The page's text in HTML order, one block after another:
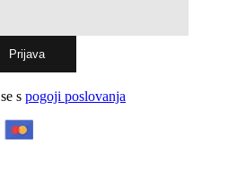
s pogoji poslovanja